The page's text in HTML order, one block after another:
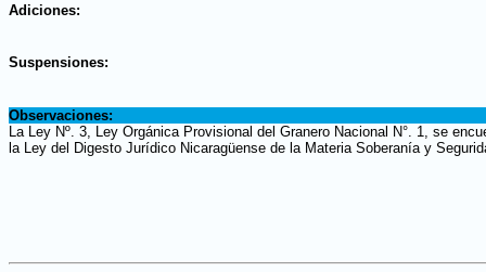
Adiciones:
Suspensiones:
Observaciones:
La Ley Nº. 3, Ley Orgánica Provisional del Granero Nacional N°. 1, se
la Ley del Digesto Jurídico Nicaragüense de la Materia Soberanía y